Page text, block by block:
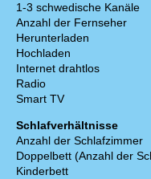
1-3 schwedische Kanäle
Anzahl der Fernseher
Herunterladen
Hochladen
Internet drahtlos
Radio
Smart TV
Schlafverhältnisse
Anzahl der Schlafzimmer
Doppelbett (Anzahl der
Kinderbett